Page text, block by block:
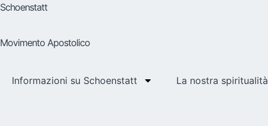
Schoenstatt
Movimento Apostolico
Informazioni su Schoenstatt La nostra spiritualità